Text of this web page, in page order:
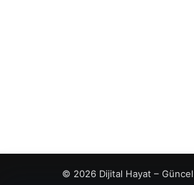
© 2026 Dijital Hayat –